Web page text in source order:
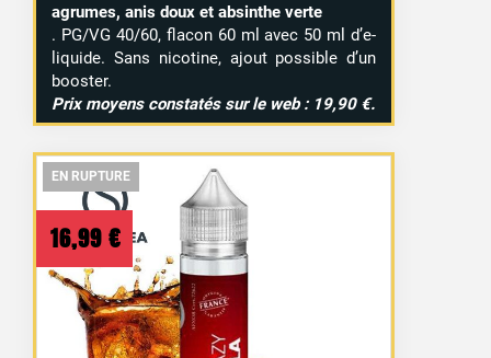
agrumes, anis doux et absinthe verte
. PG/VG 40/60, flacon 60 ml avec 50 ml d’e-
liquide. Sans nicotine, ajout possible d’un
booster.
Prix moyens constatés sur le web : 19,90 €.
EN RUPTURE
EN RUPTURE
16,99 €
EN RUPTURE